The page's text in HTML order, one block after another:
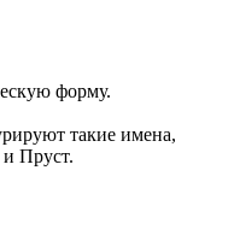
форму.
такие имена,
Пруст.